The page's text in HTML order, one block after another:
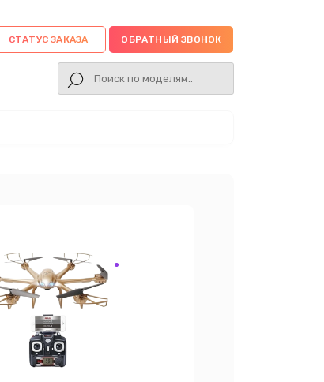
СТАТУС ЗАКАЗА ОБРАТНЫЙ ЗВОНОК